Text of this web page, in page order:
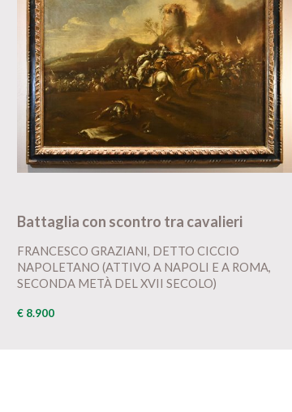
Battaglia con scontro tra cavalieri
FRANCESCO GRAZIANI, DETTO CICCIO
NAPOLETANO (ATTIVO A NAPOLI E A ROMA,
SECONDA METÀ DEL XVII SECOLO)
€ 8.900